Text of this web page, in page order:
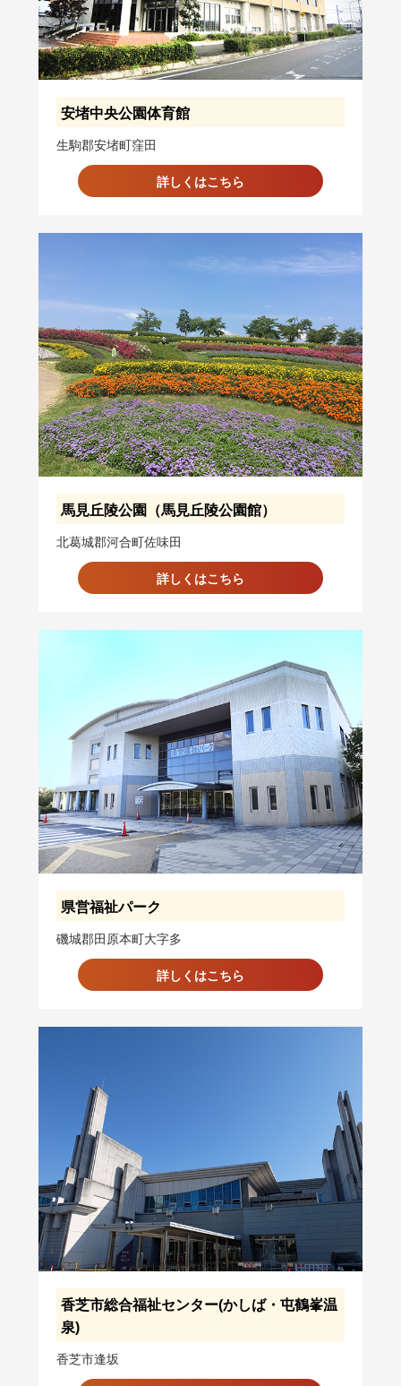
安堵中央公園体育館
生駒郡安堵町窪田
詳しくはこちら
馬見丘陵公園（馬見丘陵公園館）
北葛城郡河合町佐味田
詳しくはこちら
県営福祉パーク
磯城郡田原本町大字多
詳しくはこちら
香芝市総合福祉センター(かしば・屯鶴峯温
泉)
香芝市逢坂